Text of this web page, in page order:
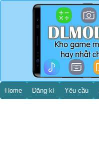
Home Đăng kí Yêu cầu